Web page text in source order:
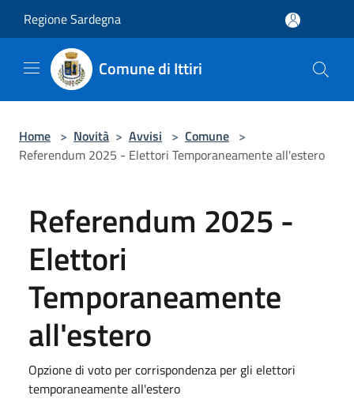
Regione Sardegna
Comune di Ittiri
Home > Novità > Avvisi > Comune >
Referendum 2025 - Elettori Temporaneamente all'estero
Referendum 2025 -
Elettori
Temporaneamente
all'estero
Opzione di voto per corrispondenza per gli elettori
temporaneamente all'estero